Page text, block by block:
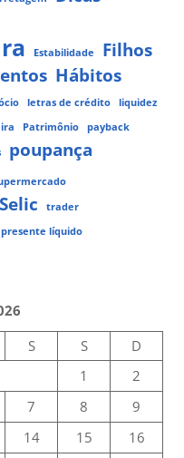
Estabilidade Filhos
Hábitos
letras de crédito
liquidez
Patrimônio
payback
poupança
trader
líquido
S S
D
1
2
7 8
9
14 15
16